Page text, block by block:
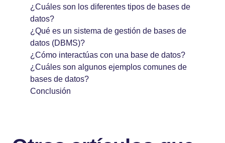
¿Cuáles son los diferentes tipos de bases de
datos?
¿Qué es un sistema de gestión de bases de
datos (DBMS)?
¿Cómo interactúas con una base de datos?
¿Cuáles son algunos ejemplos comunes de
bases de datos?
Conclusión